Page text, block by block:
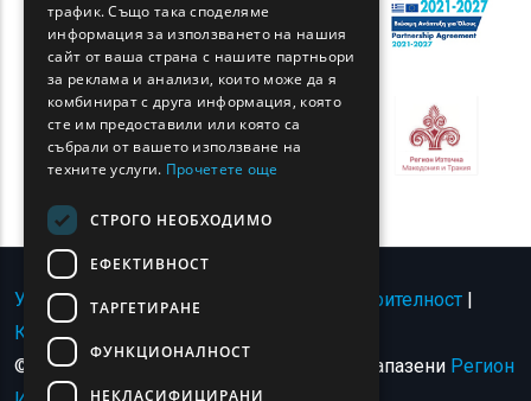
Условия за ползване | Политика за поверителност |
Карта на сайта
© Авторско право 2024 - Всички права запазени Регион
ROMANIAN
TURKISH
трафик. Също така споделяме
информация за използването на нашия
сайт от ваша страна с нашите партньори
за реклама и анализи, които може да я
комбинират с друга информация, която
сте им предоставили или която са
събрали от вашето използване на
техните услуги. Прочетете още
СТРОГО НЕОБХОДИМО
ЕФЕКТИВНОСТ
ТАРГЕТИРАНЕ
ФУНКЦИОНАЛНОСТ
НЕКЛАСИФИЦИРАНИ